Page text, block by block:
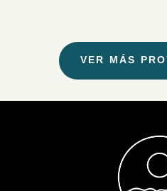
VER MÁS